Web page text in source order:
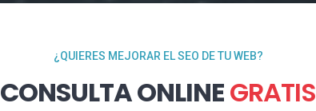
¿QUIERES MEJORAR EL SEO DE TU WEB?
CONSULTA ONLINEGRATIS